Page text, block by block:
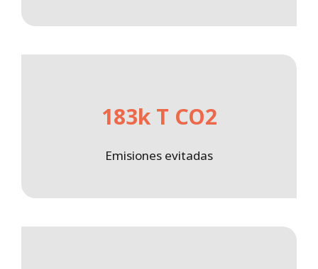
183k T CO2
Emisiones evitadas